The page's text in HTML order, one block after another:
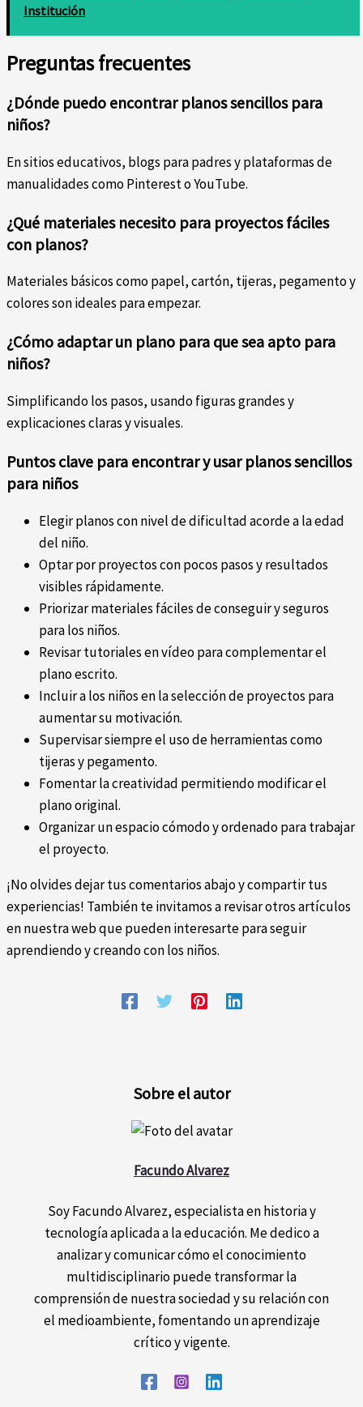
Institución
Preguntas frecuentes
¿Dónde puedo encontrar planos sencillos para
niños?
En sitios educativos, blogs para padres y plataformas de
manualidades como Pinterest o YouTube.
¿Qué materiales necesito para proyectos fáciles
con planos?
Materiales básicos como papel, cartón, tijeras, pegamento y
colores son ideales para empezar.
¿Cómo adaptar un plano para que sea apto para
niños?
Simplificando los pasos, usando figuras grandes y
explicaciones claras y visuales.
Puntos clave para encontrar y usar planos sencillos
para niños
Elegir planos con nivel de dificultad acorde a la edad
del niño.
Optar por proyectos con pocos pasos y resultados
visibles rápidamente.
Priorizar materiales fáciles de conseguir y seguros
para los niños.
Revisar tutoriales en vídeo para complementar el
plano escrito.
Incluir a los niños en la selección de proyectos para
aumentar su motivación.
Supervisar siempre el uso de herramientas como
tijeras y pegamento.
Fomentar la creatividad permitiendo modificar el
plano original.
Organizar un espacio cómodo y ordenado para trabajar
el proyecto.
¡No olvides dejar tus comentarios abajo y compartir tus
experiencias! También te invitamos a revisar otros artículos
en nuestra web que pueden interesarte para seguir
aprendiendo y creando con los niños.
Sobre el autor
Facundo Alvarez
Soy Facundo Alvarez, especialista en historia y
tecnología aplicada a la educación. Me dedico a
analizar y comunicar cómo el conocimiento
multidisciplinario puede transformar la
comprensión de nuestra sociedad y su relación con
el medioambiente, fomentando un aprendizaje
crítico y vigente.